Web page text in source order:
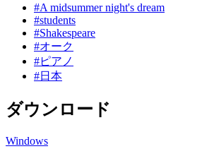
#A midsummer night's dream
#students
#Shakespeare
#オーク
#ピアノ
#日本
ダウンロード
Windows